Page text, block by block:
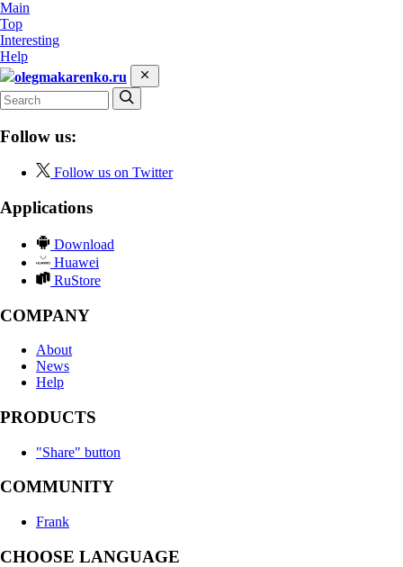
Main
Top
Interesting
Help
olegmakarenko.ru
Follow us:
Follow us on Twitter
Applications
Download
Huawei
RuStore
COMPANY
About
News
Help
PRODUCTS
"Share" button
COMMUNITY
Frank
CHOOSE LANGUAGE